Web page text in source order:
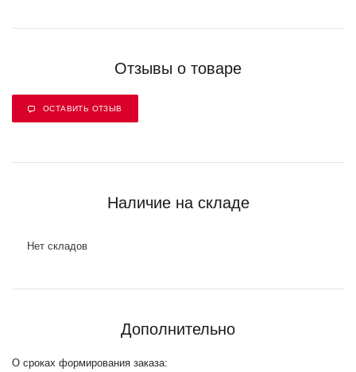
Отзывы о товаре
ОСТАВИТЬ ОТЗЫВ
Наличие на складе
Нет складов
Дополнительно
О сроках формирования заказа: